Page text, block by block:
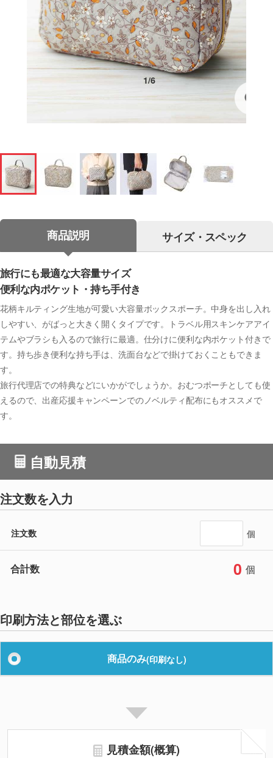
1/6
商品説明 サイズ・スペック
旅行にも最適な大容量サイズ
便利な内ポケット・持ち手付き
花柄キルティング生地が可愛い大容量ボックスポーチ。中身を出し入れ
しやすい、がばっと大きく開くタイプです。トラベル用スキンケアアイ
テムやブラシも入るので旅行に最適。仕分けに便利な内ポケット付きで
す。持ち歩き便利な持ち手は、洗面台などで掛けておくこともできま
す。
旅行代理店での特典などにいかがでしょうか。おむつポーチとしても使
えるので、出産応援キャンペーンでのノベルティ配布にもオススメで
す。
自動見積
注文数を入力
注文数 個
合計数 0 個
印刷方法と部位を選ぶ
商品のみ(印刷なし)
見積金額(概算)